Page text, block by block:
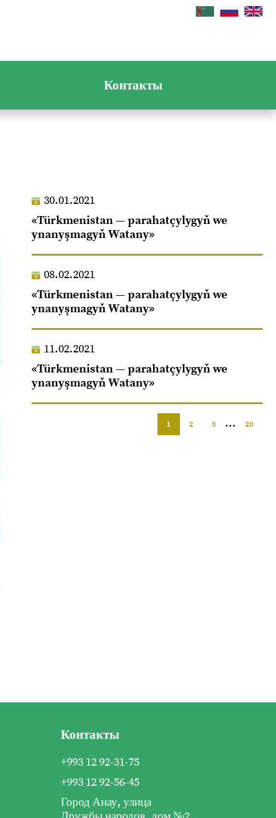
Контакты
30.01.2021
«Türkmenistan — parahatçylygyň we
ynanyşmagyň Watany»
08.02.2021
«Türkmenistan — parahatçylygyň we
ynanyşmagyň Watany»
11.02.2021
«Türkmenistan — parahatçylygyň we
ynanyşmagyň Watany»
1 2 3 ... 20
Контакты
+993 12 92-31-75
+993 12 92-56-45
Город Анау, улица